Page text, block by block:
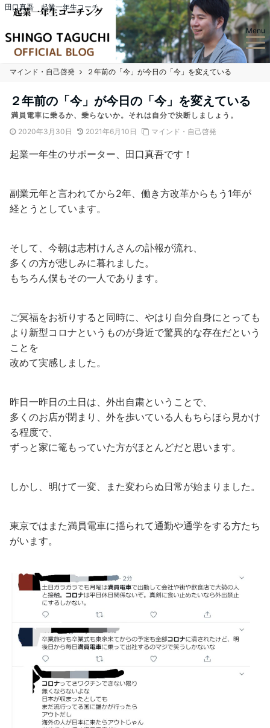
田口真吾 起業一年生コーチ
Menu
マインド・自己啓発 ２年前の「今」が今日の「今」を変えている
２年前の「今」が今日の「今」を変えている
満員電車に乗るか、乗らないか。それは自分で決断しましょう。
2020年3月30日
2021年6月10日 マインド・自己啓発
起業一年生のサポーター、田口真吾です！
副業元年と言われてから2年、働き方改革からもう1年が
経とうとしています。
そして、今朝は志村けんさんの訃報が流れ、
多くの方が悲しみに暮れました。
もちろん僕もその一人であります。
ご冥福をお祈りすると同時に、やはり自分自身にとっても
より新型コロナというものが身近で驚異的な存在だという
ことを
改めて実感しました。
昨日一昨日の土日は、外出自粛ということで、
多くのお店が閉まり、外を歩いている人もちらほら見かけ
る程度で、
ずっと家に篭もっていた方がほとんどだと思います。
しかし、明けて一変、また変わらぬ日常が始まりました。
東京ではまた満員電車に揺られて通勤や通学をする方たち
がいます。